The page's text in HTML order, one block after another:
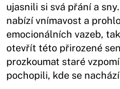
ujasnili si svá přání a
nabízí vnímavost a
emocionálních vazeb,
otevřít této přirozené
prozkoumat staré
pochopili, kde se